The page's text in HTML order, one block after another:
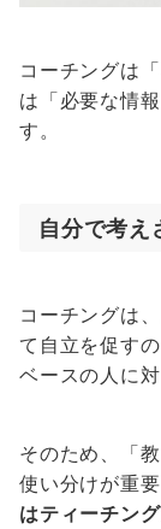
コーチングは
は「必要な情
す。
自分で考え
コーチングは
て自立を促す
ベースの人に
そのため、「
使い分けが重要
はティーチン